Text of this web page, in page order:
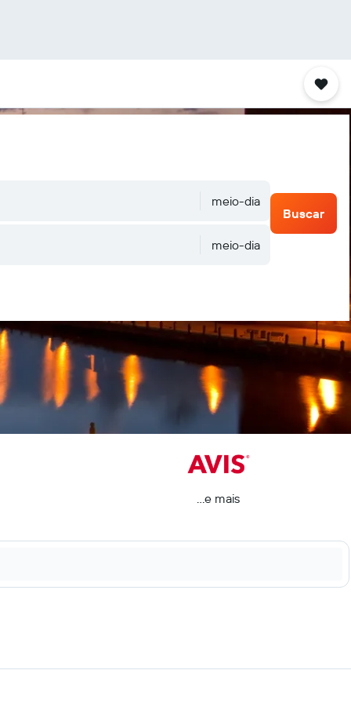
meio-dia
meio-dia
Buscar
...e mais